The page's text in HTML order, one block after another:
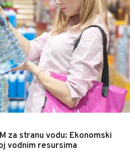
za stranu vodu: Ekonomski
vodnim resursima